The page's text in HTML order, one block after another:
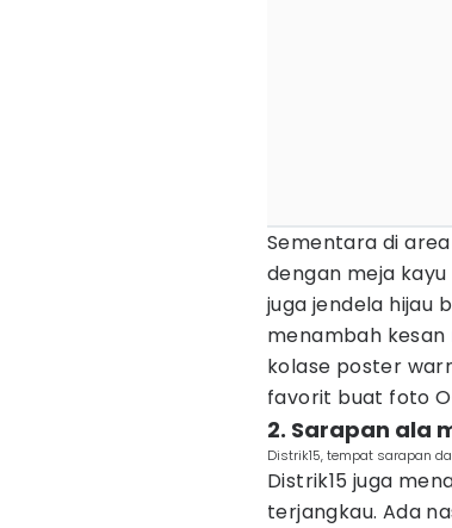
Sementara di
dengan meja
juga jendela hijau
menambah kesan
kolase poster
favorit buat foto
2. Sarapan ala
Distrik15, tempat sarapan
Distrik15 juga
terjangkau. Ada